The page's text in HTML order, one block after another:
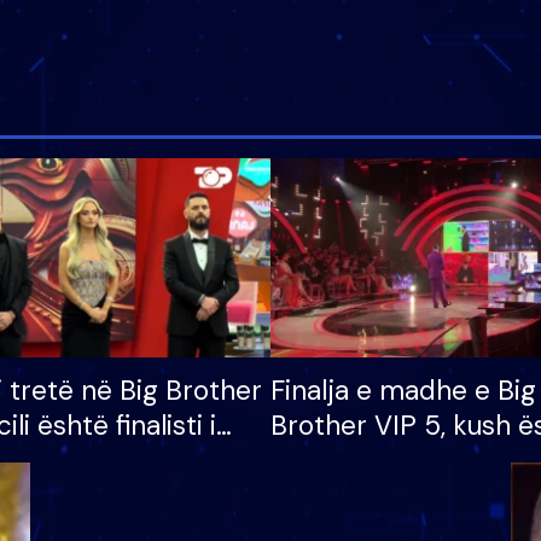
tretë në Big Brother
është finalisti i
lë shtëpinë
Finalja e madhe e Big
Brother VIP 5, kush
banori i parë që lë
dhe humb
të fituar çmimin e